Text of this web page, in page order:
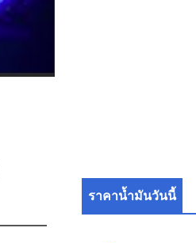
ราคาน้ำมันวันนี้